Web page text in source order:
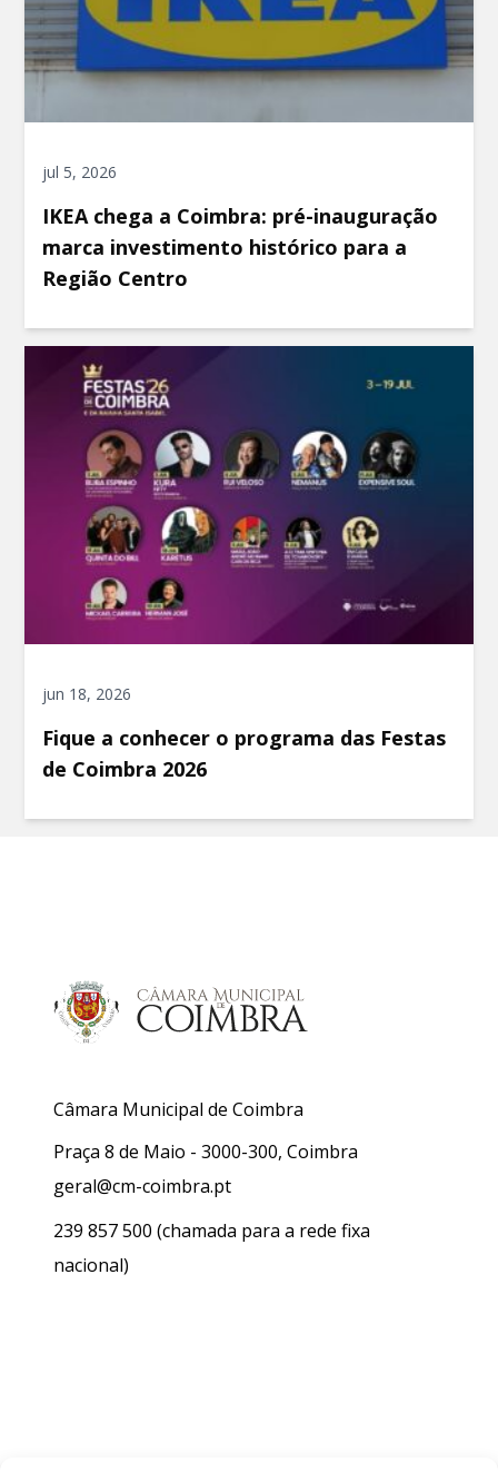
jul 5, 2026
IKEA chega a Coimbra: pré-inauguração
marca investimento histórico para a
Região Centro
jun 18, 2026
Fique a conhecer o programa das Festas
de Coimbra 2026
Câmara Municipal de Coimbra
Praça 8 de Maio - 3000-300, Coimbra
geral@cm-coimbra.pt
239 857 500 (chamada para a rede fixa
nacional)